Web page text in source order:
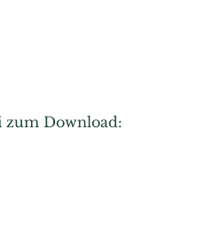
zum Download: